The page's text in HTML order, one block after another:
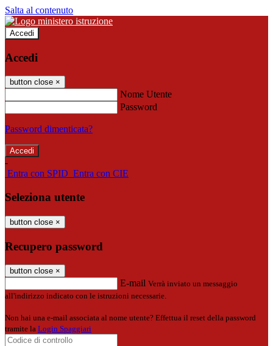
Salta al contenuto
Accedi
Accedi
button close ×
Nome Utente
Password
Password dimenticata?
-
Entra con SPID Entra con CIE
Seleziona utente
button close ×
Recupero password
button close ×
E-mail Verrà inviato un messaggio
all'indirizzo indicato con le istruzioni necessarie.
Non hai una e-mail associata al nome utente? Effettua il reset della password
tramite la Login Spaggiari